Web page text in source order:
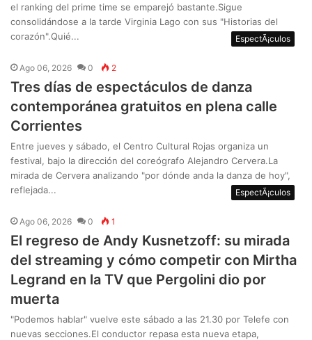
el ranking del prime time se emparejó bastante.Sigue
consolidándose a la tarde Virginia Lago con sus "Historias del
corazón".Quié...
EspectÃ¡culos
Ago 06, 2026 0 2
Tres días de espectáculos de danza
contemporánea gratuitos en plena calle
Corrientes
Entre jueves y sábado, el Centro Cultural Rojas organiza un
festival, bajo la dirección del coreógrafo Alejandro Cervera.La
mirada de Cervera analizando "por dónde anda la danza de hoy",
reflejada...
EspectÃ¡culos
Ago 06, 2026 0 1
El regreso de Andy Kusnetzoff: su mirada
del streaming y cómo competir con Mirtha
Legrand en la TV que Pergolini dio por
muerta
"Podemos hablar" vuelve este sábado a las 21.30 por Telefe con
nuevas secciones.El conductor repasa esta nueva etapa,